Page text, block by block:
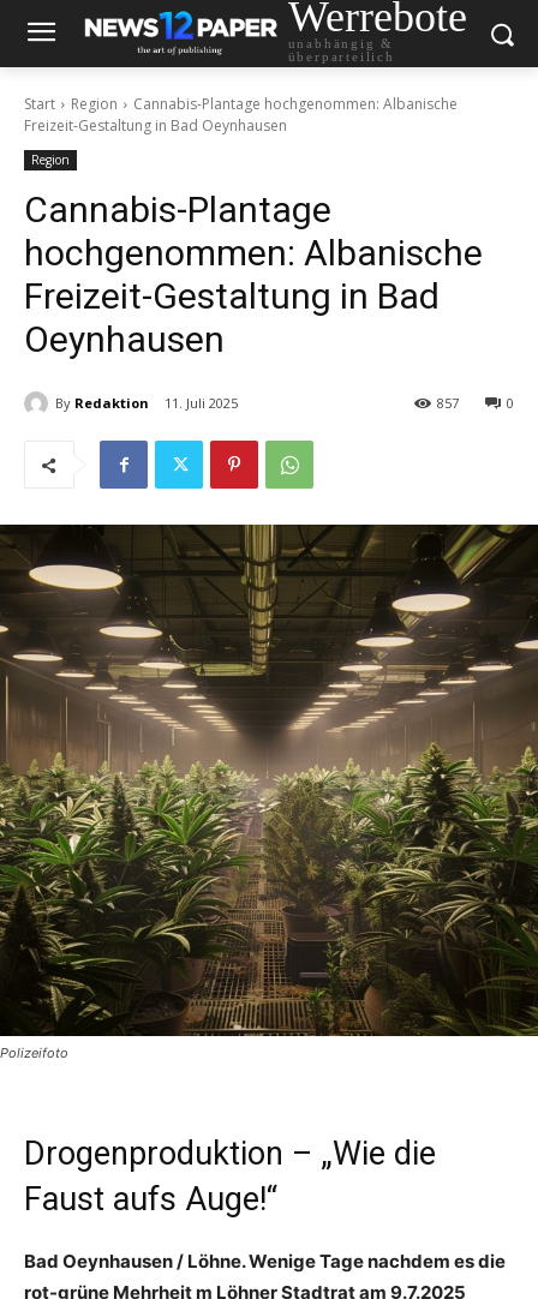
Werrebote
unabhängig &
überparteilich
Start Region
Cannabis-Plantage hochgenommen: Albanische
Freizeit-Gestaltung in Bad Oeynhausen
Region
Cannabis-Plantage
hochgenommen: Albanische
Freizeit-Gestaltung in Bad
Oeynhausen
By Redaktion 11. Juli 2025 0
857
Polizeifoto
Drogenproduktion – „Wie die
Faust aufs Auge!“
Bad Oeynhausen / Löhne. Wenige Tage nachdem es die
rot-grüne Mehrheit m Löhner Stadtrat am 9.7.2025